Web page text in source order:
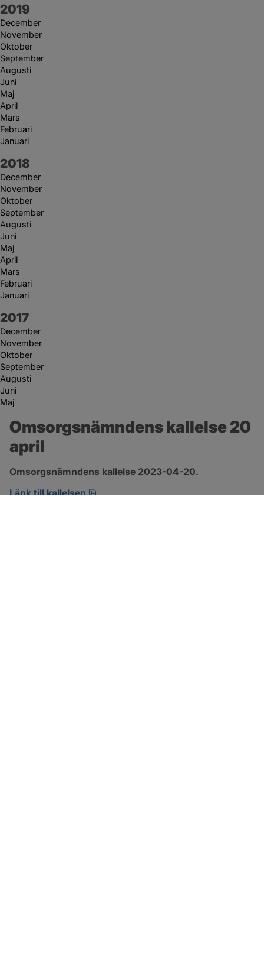
År:
2019
December
November
Oktober
September
Augusti
Juni
Maj
April
Mars
Februari
Januari
År:
2018
December
November
Oktober
September
Augusti
Juni
Maj
April
Mars
Februari
Januari
År:
2017
December
November
Oktober
September
Augusti
Juni
Maj
Omsorgsnämndens kallelse 20
april
Omsorgsnämndens kallelse 2023-04-20.
Länk till kallelsen
pdf, 175.1 kB, öppnas i nytt fönster.